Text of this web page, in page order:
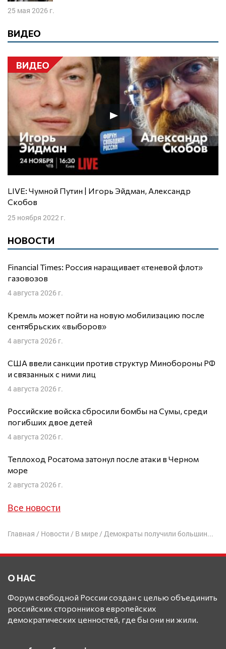
25 мая 2026 г.
ВИДЕО
ВИДЕО
LIVE: Чумной Путин | Игорь Эйдман, Александр
Скобов
25 ноября 2022 г.
НОВОСТИ
Financial Times: Россия наращивает «теневой флот»
газовозов
4 августа 2026 г.
Кремль может пойти на новую мобилизацию после
сентябрьских «выборов»
4 августа 2026 г.
США ввели санкции против структур Минобороны РФ
и связанных с ними лиц
4 августа 2026 г.
Российские войска сбросили бомбы на Сумы, среди
погибших двое детей
4 августа 2026 г.
Теплоход Росатома затонул после атаки в Черном
море
2 августа 2026 г.
Все новости
Главная / Новости / В мире/ Демократы получили большинство в Палате представителей США
О НАС
Форум свободной России создан с целью объединить
российских сторонников европейских
демократических ценностей, где бы они ни жили.